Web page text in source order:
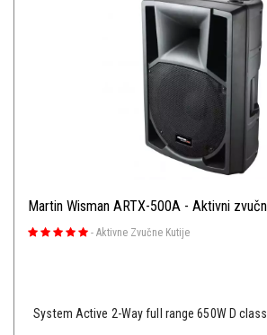
Martin Wisman ARTX-500A - Aktivni
- Aktivne Zvučne Kutije
System Active 2-Way full range 650W D class